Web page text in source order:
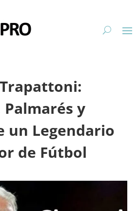
y
un Legendario
de Fútbol